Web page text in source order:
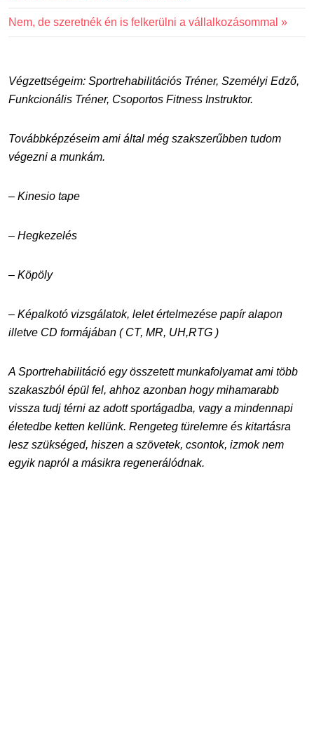
Nem, de szeretnék én is felkerülni a vállalkozásommal »
Végzettségeim: Sportrehabilitációs Tréner, Személyi Edző,
Funkcionális Tréner, Csoportos Fitness Instruktor.
Továbbképzéseim ami által még szakszerűbben tudom
végezni a munkám.
– Kinesio tape
– Hegkezelés
– Köpöly
– Képalkotó vizsgálatok, lelet értelmezése papír alapon
illetve CD formájában ( CT, MR, UH,RTG )
A Sportrehabilitáció egy összetett munkafolyamat ami több
szakaszból épül fel, ahhoz azonban hogy mihamarabb
vissza tudj térni az adott sportágadba, vagy a mindennapi
életedbe ketten kellünk. Rengeteg türelemre és kitartásra
lesz szükséged, hiszen a szövetek, csontok, izmok nem
egyik napról a másikra regenerálódnak.